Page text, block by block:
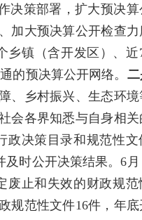
决策部署，扩大预决
加大预决算公开检查
乡镇（含开发区）、近
的预决算公开网络。
、乡村振兴、生态环境
会各界知悉与自身相关
政决策目录和规范性
时公开决策结果。6
废止和失效的财政规范
规范性文件16件，年底